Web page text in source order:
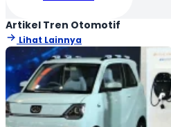
Artikel Tren Otomotif
Lihat Lainnya